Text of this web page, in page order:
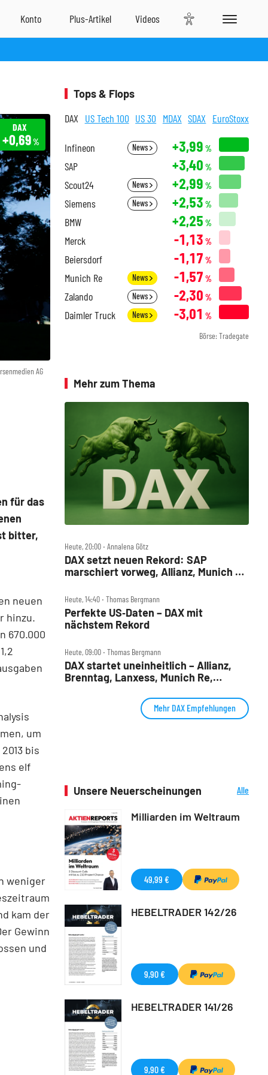
AG
DAX
+0,69%
für das
bitter,
neuen
hinzu.
670.000
um
bis
elf
weniger
kam der
Gewinn
und
Tops & Flops
DAX US Tech 100 US 30 MDAX SDAX EuroStoxx
Infineon News +3,99 %
SAP +3,40 %
Scout24 News +2,99 %
Siemens News +2,53 %
BMW +2,25 %
Merck -1,13 %
Beiersdorf -1,17 %
Munich Re News -1,57 %
Zalando News -2,30 %
Daimler Truck News -3,01 %
Börse: Tradegate
Mehr zum Thema
Heute, 20:00 ‧ Annalena Götz
DAX setzt neuen Rekord: SAP
marschiert vorweg, Allianz, Munich Re
Heute, 14:40 ‧ Thomas Bergmann
Perfekte US‑Daten – DAX mit
nächstem Rekord
Heute, 09:00 ‧ Thomas Bergmann
DAX startet uneinheitlich – Allianz,
Brenntag, Lanxess, Munich Re,
Mehr DAX Empfehlungen
Unsere Neuerscheinungen
Alle
Milliarden im Weltraum
49,99 €
HEBELTRADER 142/26
9,90 €
HEBELTRADER 141/26
9,90 €